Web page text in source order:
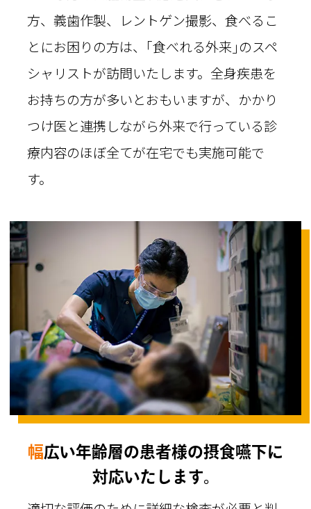
方、義歯作製、レントゲン撮影、食べるこ
とにお困りの方は、｢食べれる外来｣のスペ
シャリストが訪問いたします。全身疾患を
お持ちの方が多いとおもいますが、かかり
つけ医と連携しながら外来で行っている診
療内容のほぼ全てが在宅でも実施可能で
す。
幅広い年齢層の患者様の摂食嚥下に
対応いたします。